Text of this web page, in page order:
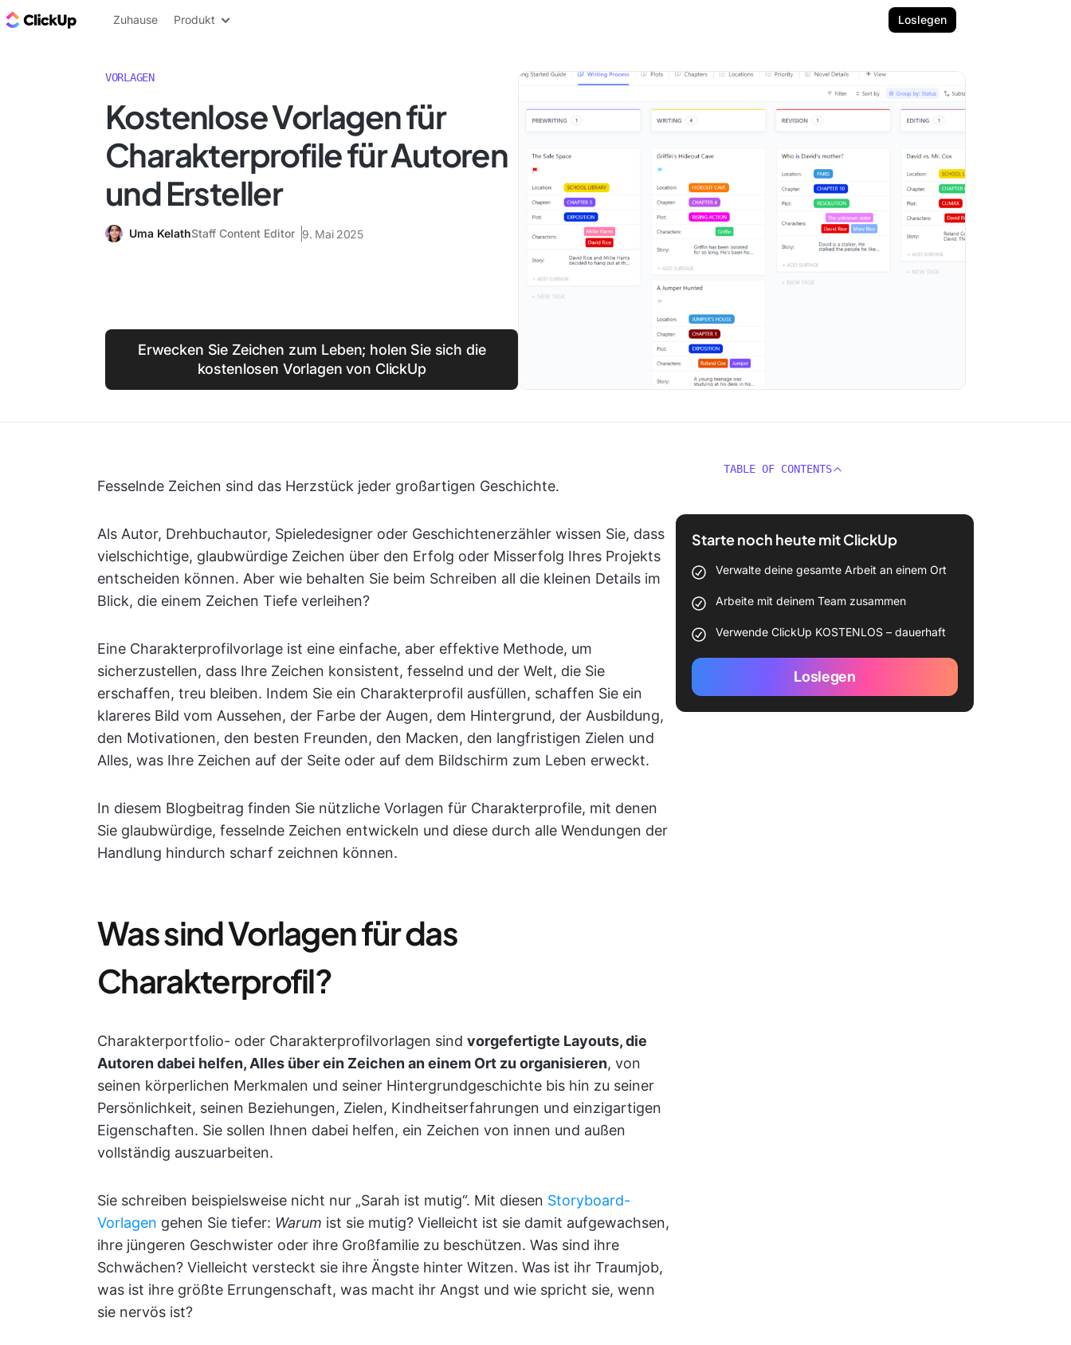
ClickUp Blog
Zuhause Produkt Loslegen
VORLAGEN
Kostenlose Vorlagen für
Charakterprofile für Autoren
und Ersteller
Uma KelathStaff Content Editor 9. Mai 2025
Erwecken Sie Zeichen zum Leben; holen Sie sich die
kostenlosen Vorlagen von ClickUp
Fesselnde Zeichen sind das Herzstück jeder großartigen Geschichte.
Als Autor, Drehbuchautor, Spieledesigner oder Geschichtenerzähler wissen Sie, dass
vielschichtige, glaubwürdige Zeichen über den Erfolg oder Misserfolg Ihres Projekts
entscheiden können. Aber wie behalten Sie beim Schreiben all die kleinen Details im
Blick, die einem Zeichen Tiefe verleihen?
Eine Charakterprofilvorlage ist eine einfache, aber effektive Methode, um
sicherzustellen, dass Ihre Zeichen konsistent, fesselnd und der Welt, die Sie
erschaffen, treu bleiben. Indem Sie ein Charakterprofil ausfüllen, schaffen Sie ein
klareres Bild vom Aussehen, der Farbe der Augen, dem Hintergrund, der Ausbildung,
den Motivationen, den besten Freunden, den Macken, den langfristigen Zielen und
Alles, was Ihre Zeichen auf der Seite oder auf dem Bildschirm zum Leben erweckt.
In diesem Blogbeitrag finden Sie nützliche Vorlagen für Charakterprofile, mit denen
Sie glaubwürdige, fesselnde Zeichen entwickeln und diese durch alle Wendungen der
Handlung hindurch scharf zeichnen können.
Was sind Vorlagen für das
Charakterprofil?
Charakterportfolio- oder Charakterprofilvorlagen sind vorgefertigte Layouts, die
Autoren dabei helfen, Alles über ein Zeichen an einem Ort zu organisieren, von
seinen körperlichen Merkmalen und seiner Hintergrundgeschichte bis hin zu seiner
Persönlichkeit, seinen Beziehungen, Zielen, Kindheitserfahrungen und einzigartigen
Eigenschaften. Sie sollen Ihnen dabei helfen, ein Zeichen von innen und außen
vollständig auszuarbeiten.
Sie schreiben beispielsweise nicht nur „Sarah ist mutig“. Mit diesen Storyboard-
Vorlagen gehen Sie tiefer: Warum ist sie mutig? Vielleicht ist sie damit aufgewachsen,
ihre jüngeren Geschwister oder ihre Großfamilie zu beschützen. Was sind ihre
Schwächen? Vielleicht versteckt sie ihre Ängste hinter Witzen. Was ist ihr Traumjob,
was ist ihre größte Errungenschaft, was macht ihr Angst und wie spricht sie, wenn
sie nervös ist?
TABLE OF CONTENTS
Starte noch heute mit ClickUp
Verwalte deine gesamte Arbeit an einem Ort
Arbeite mit deinem Team zusammen
Verwende ClickUp KOSTENLOS – dauerhaft
Loslegen